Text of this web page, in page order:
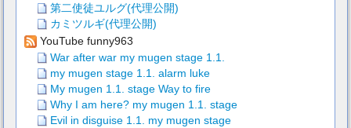
第二使徒ユルグ(代理公開)
カミツルギ(代理公開)
YouTube funny963
War after war my mugen stage 1.1.
my mugen stage 1.1. alarm luke
My mugen 1.1. stage Way to fire
Why I am here? my mugen 1.1. stage
Evil in disguise 1.1. my mugen stage